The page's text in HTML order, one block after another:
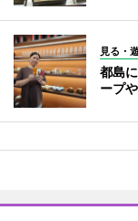
見る・
都島
ープ